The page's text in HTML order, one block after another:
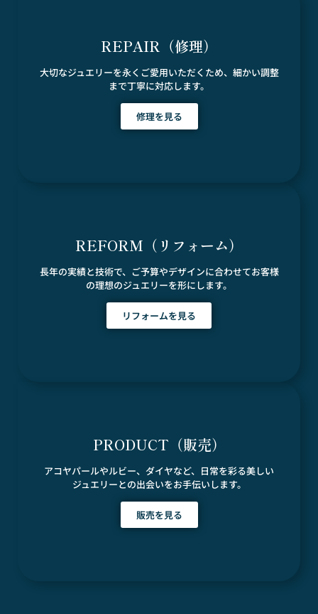
REPAIR（修理）
大切なジュエリーを永くご愛用いただくため、細かい調整
まで丁寧に対応します。
修理を見る
REFORM（リフォーム）
長年の実績と技術で、ご予算やデザインに合わせてお客様
の理想のジュエリーを形にします。
リフォームを見る
PRODUCT（販売）
アコヤパールやルビー、ダイヤなど、日常を彩る美しい
ジュエリーとの出会いをお手伝いします。
販売を見る